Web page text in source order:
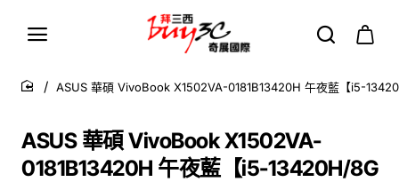
ASUS 華碩 VivoBook X1502VA-
0181B13420H 午夜藍【i5-13420H/8G
home
ASUS 華碩 VivoBook X1502VA-0181B13420H 午夜藍【i5-